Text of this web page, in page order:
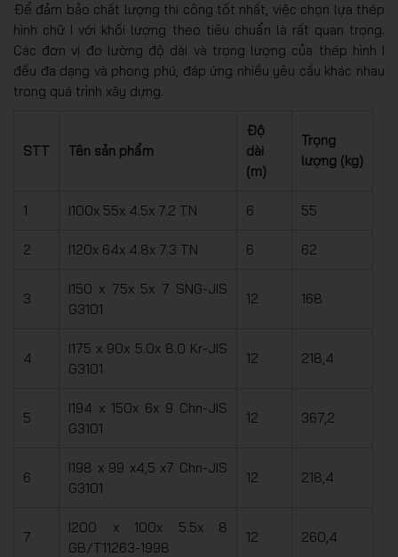
Để đảm bảo chất lượng thi công tốt nhất, việc chọn lựa thép
hình chữ I với khối lượng theo tiêu chuẩn là rất quan trọng.
Các đơn vị đo lường độ dài và trọng lượng của thép hình I
đều đa dạng và phong phú, đáp ứng nhiều yêu cầu khác nhau
trong quá trình xây dựng.
STT Tên sản phẩm
Độ
dài
(m)
Trọng
lượng (kg)
1 I100x 55x 4.5x 7.2 TN 6 55
2 I120x 64x 4.8x 7.3 TN 6 62
3
I150 x 75x 5x 7 SNG-JIS
G3101
12 168
4
I175 x 90x 5.0x 8.0 Kr-JIS
G3101
12 218,4
5
I194 x 150x 6x 9 Chn-JIS
G3101
12 367,2
6
I198 x 99 x4,5 x7 Chn-JIS
G3101
12 218,4
7
I200 x 100x 5.5x 8
GB/T11263-1998
12 260,4